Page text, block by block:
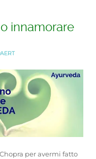
innamorare
per avermi fatto